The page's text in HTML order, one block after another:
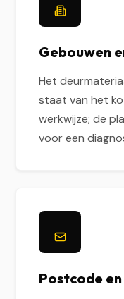
Gebouwen
Het
staat van het
werkwijze; de
voor een
Postcode